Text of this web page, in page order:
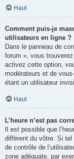
Haut
Comment puis-je
utilisateurs en ligne ?
Dans le panneau de
forum », vous
activez cette option,
modérateurs et de
étant un utilisateur
Haut
L’heure n’est pas
Il est possible que
différent du vôtre. Si
de contrôle de
zone adéquate, par